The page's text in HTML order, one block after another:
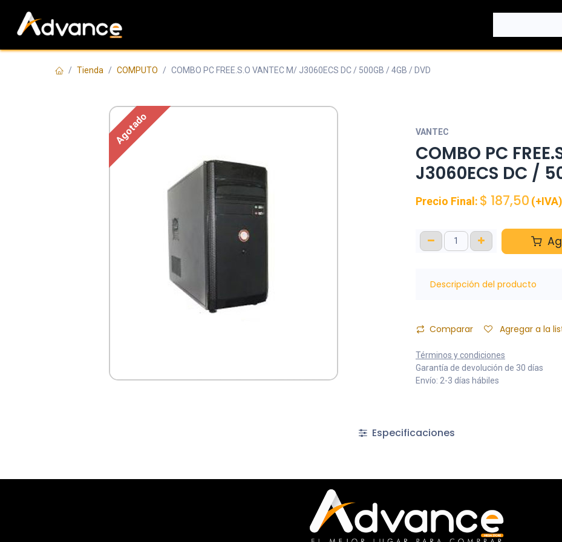
Tienda COMPUTO COMBO PC FREE.S.O VANTEC M/ J3060ECS DC / 500GB / 4GB / DVD
Agotado VANTEC
COMBO PC
J3060ECS DC /
Precio Final: $ 187,50 (+IVA)
Descripción del producto
Comparar Agregar a la
Términos y condiciones
Garantía de devolución de 30 días
Envío: 2-3 días hábiles
Especificaciones